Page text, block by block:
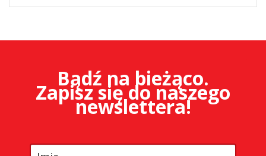
Bądź na bieżąco.
Zapisz się do naszego
newslettera!